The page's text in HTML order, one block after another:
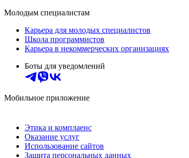
Молодым специалистам
Карьера для молодых специалистов
Школа программистов
Карьера в некоммерческих организациях
Боты для уведомлений
Мобильное приложение
Этика и комплаенс
Оказание услуг
Использование сайтов
Защита персональных данных